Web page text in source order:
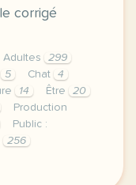
corrigé
Adultes
299
5 Chat
4
14 Être
20
Production
Public :
256
adolescents